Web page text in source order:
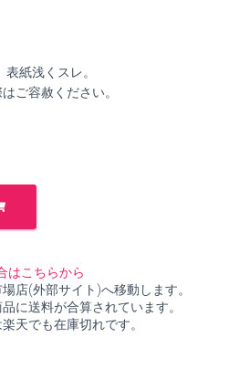
紙浅くスレ。
ご容赦ください。
はこちらから
店(外部サイト)へ移動します。
に送料が合算されています。
天でも在庫切れです。